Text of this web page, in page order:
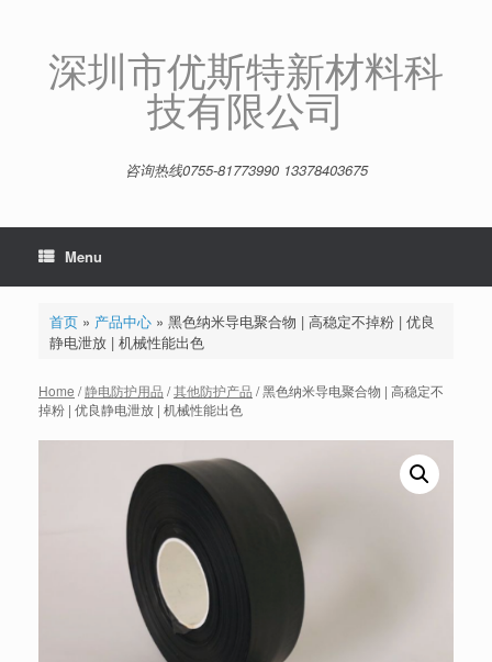
深圳市优斯特新材料科
技有限公司
咨询热线0755-81773990 13378403675
Menu
首页» 产品中心» 黑色纳米导电聚合物 | 高稳定不掉粉 | 优良
静电泄放 | 机械性能出色
Home /静电防护用品 /其他防护产品 / 黑色纳米导电聚合物 | 高稳定不
掉粉 | 优良静电泄放 | 机械性能出色